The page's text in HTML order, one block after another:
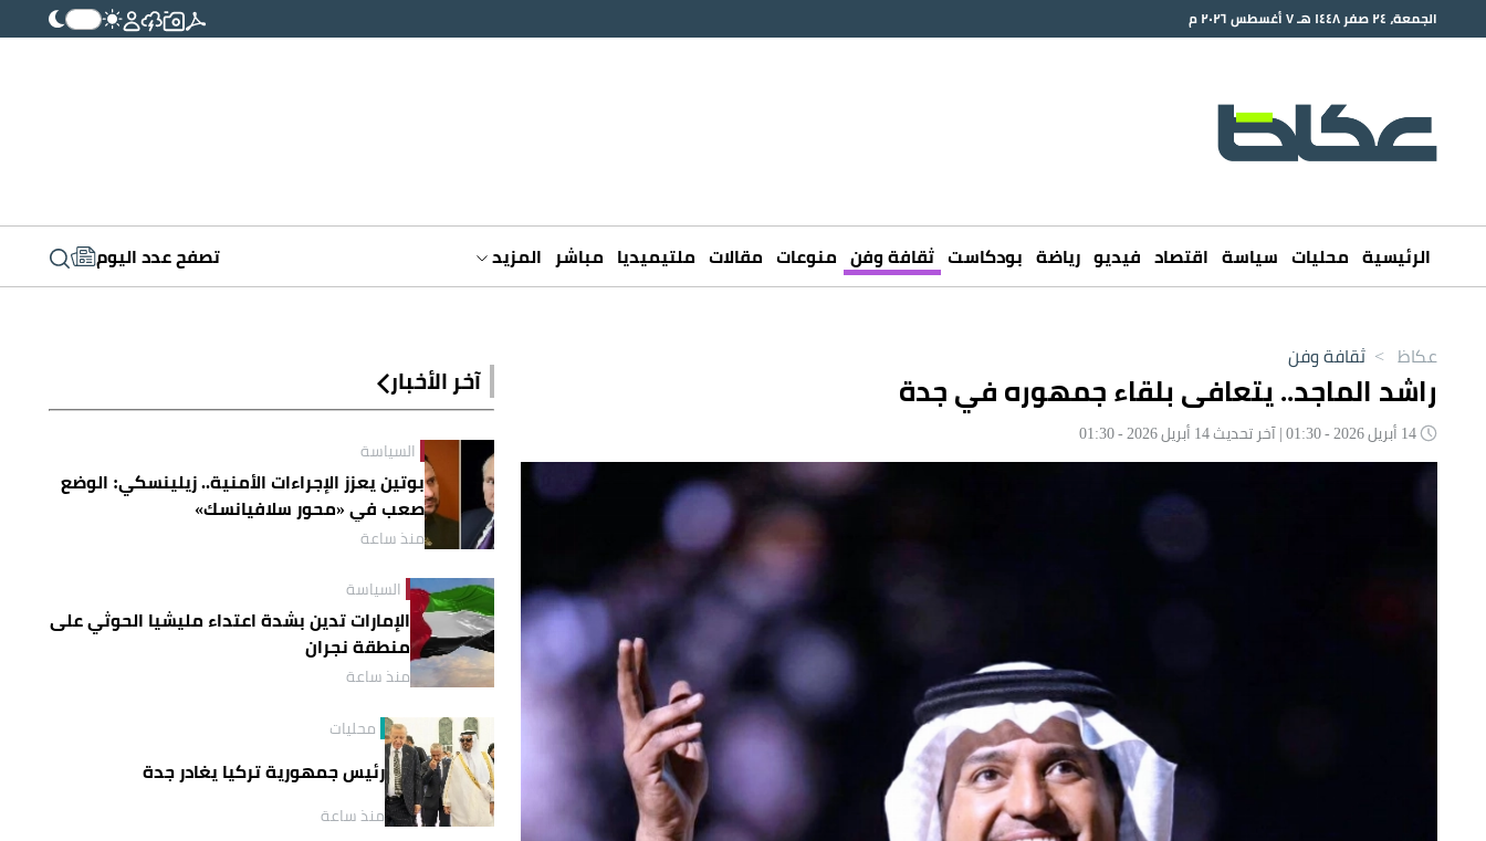
الجمعة، ٢٤ صفر ١٤٤٨ هـ ٧ أغسطس ٢٠٢٦ م
الرئيسية محليات سياسة اقتصاد فيديو رياضة بودكاست ثقافة وفن منوعات مقالات ملتيميديا مباشر المزيد تصفح عدد اليوم
عكاظ > ثقافة وفن
راشد الماجد.. يتعافى بلقاء جمهوره في جدة آخر الأخبار
السياسة
بوتين يعزز الإجراءات الأمنية.. زيلينسكي: الوضع
صعب في «محور سلافيانسك»
منذ ساعة
السياسة
الإمارات تدين بشدة اعتداء مليشيا الحوثي على
منطقة نجران
منذ ساعة
محليات
رئيس جمهورية تركيا يغادر جدة
منذ ساعة